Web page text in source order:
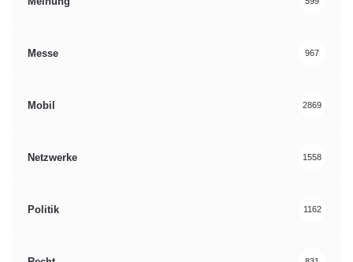
Messe 967
Mobil 2869
Netzwerke 1558
Politik 1162